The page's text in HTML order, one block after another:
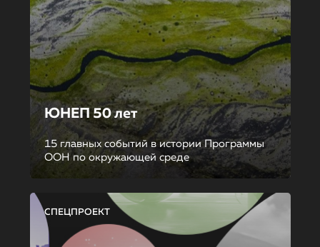
ЮНЕП 50 лет
15 главных событий в истории Программы
ООН по окружающей среде
СПЕЦПРОЕКТ